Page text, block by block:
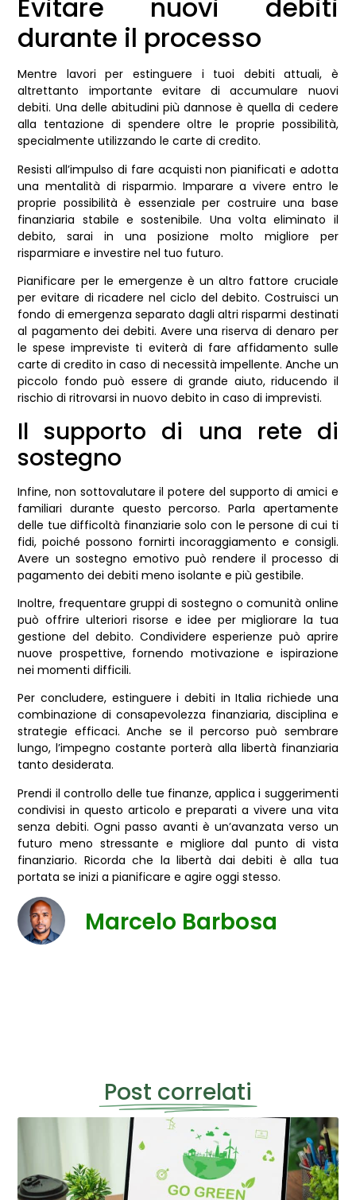
Evitare nuovi debiti
durante il processo
Mentre lavori per estinguere i tuoi debiti attuali, è
altrettanto importante evitare di accumulare nuovi
debiti. Una delle abitudini più dannose è quella di cedere
alla tentazione di spendere oltre le proprie possibilità,
specialmente utilizzando le carte di credito.
Resisti all’impulso di fare acquisti non pianificati e adotta
una mentalità di risparmio. Imparare a vivere entro le
proprie possibilità è essenziale per costruire una base
finanziaria stabile e sostenibile. Una volta eliminato il
debito, sarai in una posizione molto migliore per
risparmiare e investire nel tuo futuro.
Pianificare per le emergenze è un altro fattore cruciale
per evitare di ricadere nel ciclo del debito. Costruisci un
fondo di emergenza separato dagli altri risparmi destinati
al pagamento dei debiti. Avere una riserva di denaro per
le spese impreviste ti eviterà di fare affidamento sulle
carte di credito in caso di necessità impellente. Anche un
piccolo fondo può essere di grande aiuto, riducendo il
rischio di ritrovarsi in nuovo debito in caso di imprevisti.
Il supporto di una rete di
sostegno
Infine, non sottovalutare il potere del supporto di amici e
familiari durante questo percorso. Parla apertamente
delle tue difficoltà finanziarie solo con le persone di cui ti
fidi, poiché possono fornirti incoraggiamento e consigli.
Avere un sostegno emotivo può rendere il processo di
pagamento dei debiti meno isolante e più gestibile.
Inoltre, frequentare gruppi di sostegno o comunità online
può offrire ulteriori risorse e idee per migliorare la tua
gestione del debito. Condividere esperienze può aprire
nuove prospettive, fornendo motivazione e ispirazione
nei momenti difficili.
Per concludere, estinguere i debiti in Italia richiede una
combinazione di consapevolezza finanziaria, disciplina e
strategie efficaci. Anche se il percorso può sembrare
lungo, l’impegno costante porterà alla libertà finanziaria
tanto desiderata.
Prendi il controllo delle tue finanze, applica i suggerimenti
condivisi in questo articolo e preparati a vivere una vita
senza debiti. Ogni passo avanti è un’avanzata verso un
futuro meno stressante e migliore dal punto di vista
finanziario. Ricorda che la libertà dai debiti è alla tua
portata se inizi a pianificare e agire oggi stesso.
Marcelo Barbosa
Post correlati